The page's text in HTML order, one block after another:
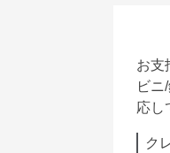
お支
ビニ
応し
ク